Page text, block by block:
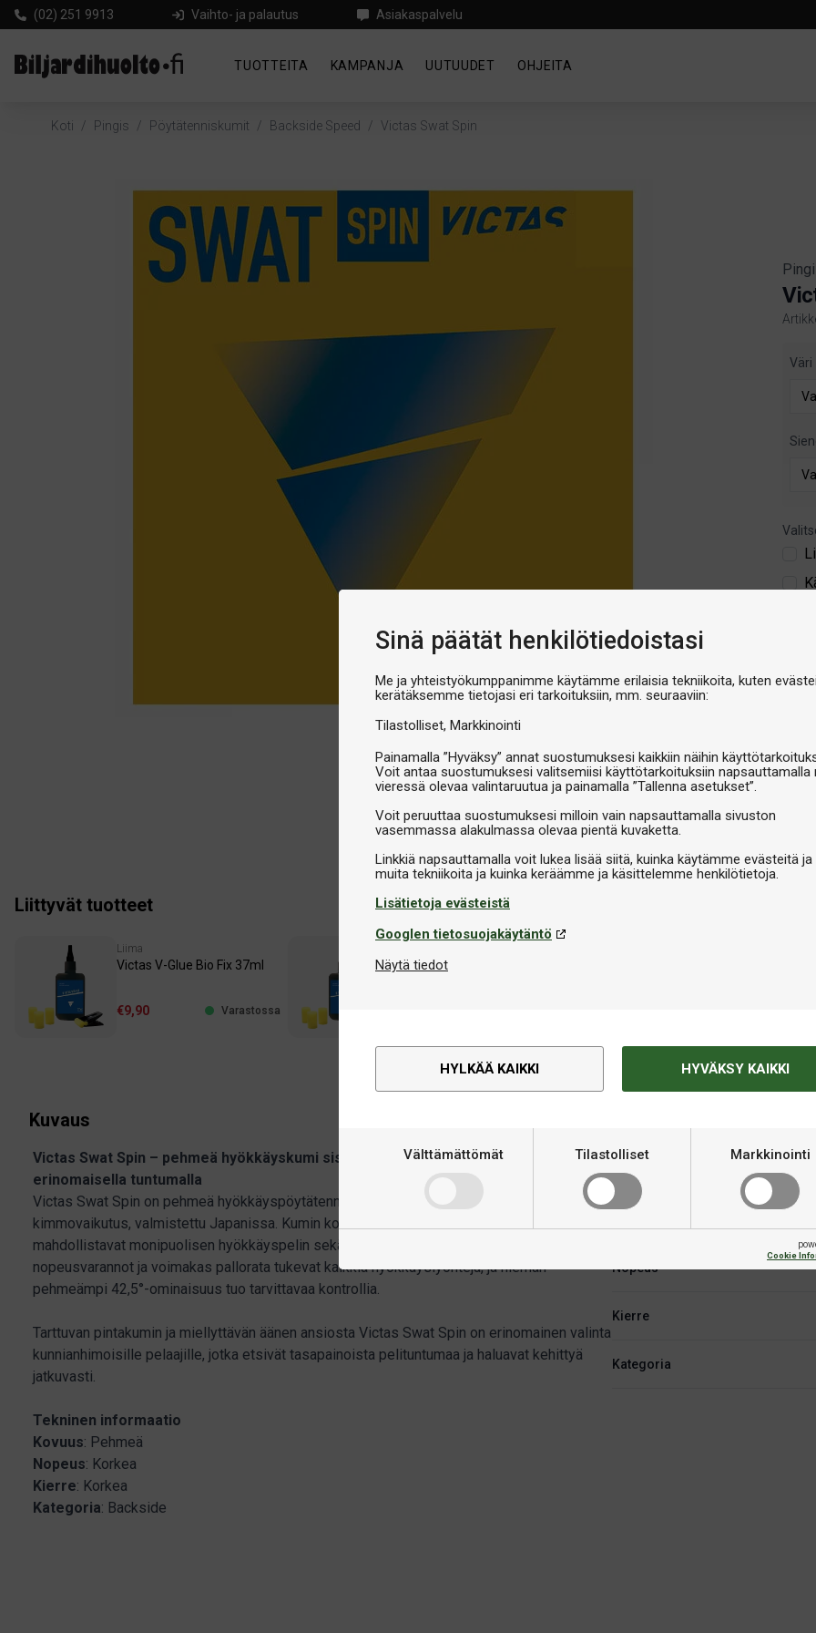
Sinä päätät henkilötiedoistasi
Me ja yhteistyökumppanimme käytämme erilaisia tekniikoita, kuten
kerätäksemme tietojasi eri tarkoituksiin, mm. seuraaviin:
Tilastolliset Markkinointi
Painamalla ”Hyväksy” annat suostumuksesi kaikkiin näihin
Voit antaa suostumuksesi valitsemiisi käyttötarkoituksiin napsauttamalla
vieressä olevaa valintaruutua ja painamalla ”Tallenna asetukset”.
Voit peruuttaa suostumuksesi milloin vain napsauttamalla sivuston
vasemmassa alakulmassa olevaa pientä kuvaketta.
Linkkiä napsauttamalla voit lukea lisää siitä, kuinka käytämme evästeitä ja
Lisätietoja evästeistä
Googlen tietosuojakäytäntö
Näytä tiedot
HYLKÄÄ KAIKKI HYVÄKSY KAIKKI
Välttämättömät Tilastolliset Markkinointi
Cookie
(02) 251 9913 Vaihto- ja palautus Asiakaspalvelu
TUOTTEITA KAMPANJA UUTUUDET OHJEITA
Koti / Pingis / Pöytätenniskumit / Backside Speed / Victas Swat Spin
Väri
Liittyvät tuotteet
Liima
Victas V-Glue Bio Fix 37ml
€9,90 Varastossa
Victas V-Glue Bio Fix 90ml
Kuvaus
Victas Swat Spin – pehmeä hyökkäyskumi sisäänrakennetulla kimmovaikutuksella ja
erinomaisella tuntumalla
Victas Swat Spin on pehmeä hyökkäyspöytätenniskumi, jossa on sisäänrakennettu
kimmovaikutus, valmistettu Japanissa. Kumin korkea suorituskyky ja aito pallotuntuma
mahdollistavat monipuolisen hyökkäyspelin sekä pöydän läheltä että keskimatkalta. Suuret
nopeusvarannot ja voimakas pallorata tukevat kaikkia hyökkäyslyöntejä, ja hieman
pehmeämpi 42,5°-ominaisuus tuo tarvittavaa kontrollia.
Tarttuvan pintakumin ja miellyttävän äänen ansiosta Victas Swat Spin on erinomainen valinta
kunnianhimoisille pelaajille, jotka etsivät tasapainoista pelituntumaa ja haluavat kehittyä
jatkuvasti.
Tekninen informaatio
Kovuus: Pehmeä
Nopeus: Korkea
Kierre: Korkea
Kategoria: Backside
Kovuus
Nopeus
Kierre
Kategoria